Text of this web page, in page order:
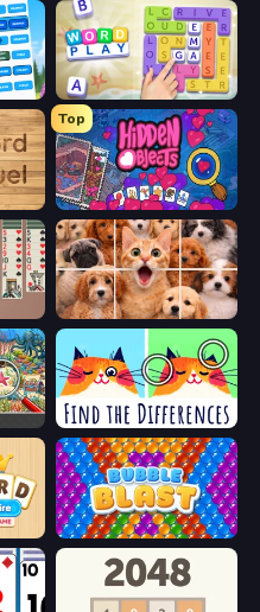
Associations - Word Connect Word Play
Top
Hidden Objects
Jigpic Solitaire
Spotti: Find the Differences
Bubble Blast